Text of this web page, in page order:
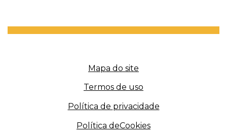
Mapa do site
Termos de uso
Política de privacidade
Política deCookies